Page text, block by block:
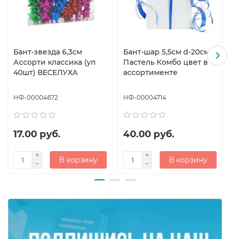
Бант-звезда 6,3см
Ассорти классика (уп
40шт) ВЕСЕЛУХА
НФ-00004672
17.00 руб.
В корзину
Бант-шар 5,5см d-20см
Пастель Комбо цвет в
ассортименте
НФ-00004714
40.00 руб.
В корзину